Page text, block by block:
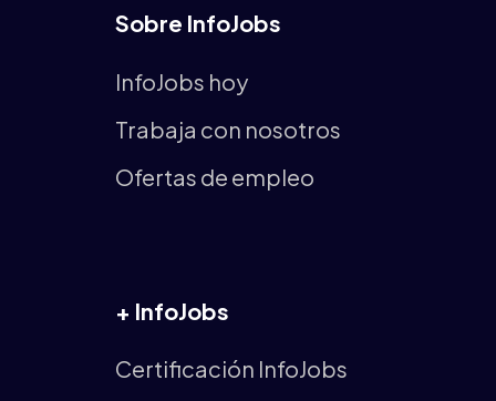
Sobre InfoJobs
InfoJobs hoy
Trabaja con nosotros
Ofertas de empleo
+ InfoJobs
Certificación InfoJobs